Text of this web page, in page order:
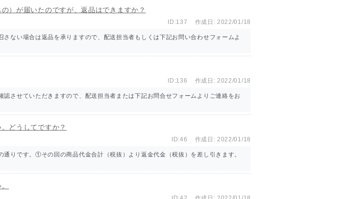
）が届いたのですが、返品はできますか？
ID:137 作成日: 2022/01/18
ない場合は返品を承りますので、配送担当者もしくは下記お問い合わせフォームよ
ID:136 作成日: 2022/01/18
させていただきますので、配送担当者または下記お問合せフォームよりご連絡をお
どうしてですか？
ID:46 作成日: 2022/01/18
りです。①その回の商品代金合計（税抜）より返金代金（税抜）を差し引きます。